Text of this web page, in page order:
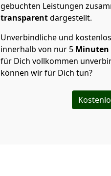
gebuchten Leistungen
transparentdargestellt.
Unverbindliche und
innerhalb von nur 5 Minuten
für Dich vollkommen
können wir für Dich tun?